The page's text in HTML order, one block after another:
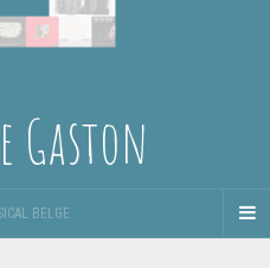
Gaston
BELGE